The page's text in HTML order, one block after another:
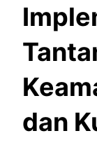
dan